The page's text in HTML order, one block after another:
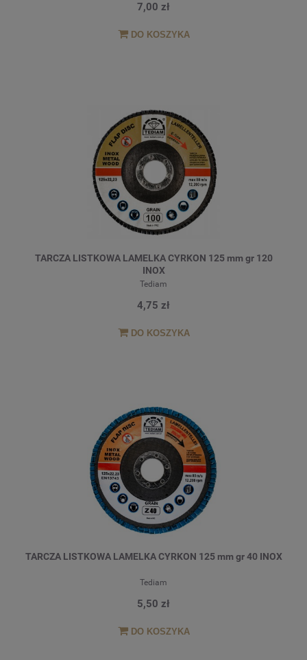
7,00 zł
DO KOSZYKA
TARCZA LISTKOWA LAMELKA CYRKON 125 mm gr 120
INOX
Tediam
4,75 zł
DO KOSZYKA
TARCZA LISTKOWA LAMELKA CYRKON 125 mm gr 40 INOX
Tediam
5,50 zł
DO KOSZYKA